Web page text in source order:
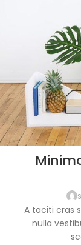
A taciti cras
nulla